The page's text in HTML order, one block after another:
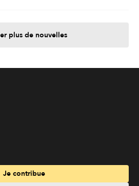
Je contribue